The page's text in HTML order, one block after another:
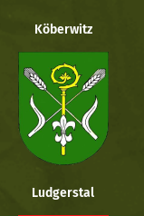
Köberwitz
Ludgerstal